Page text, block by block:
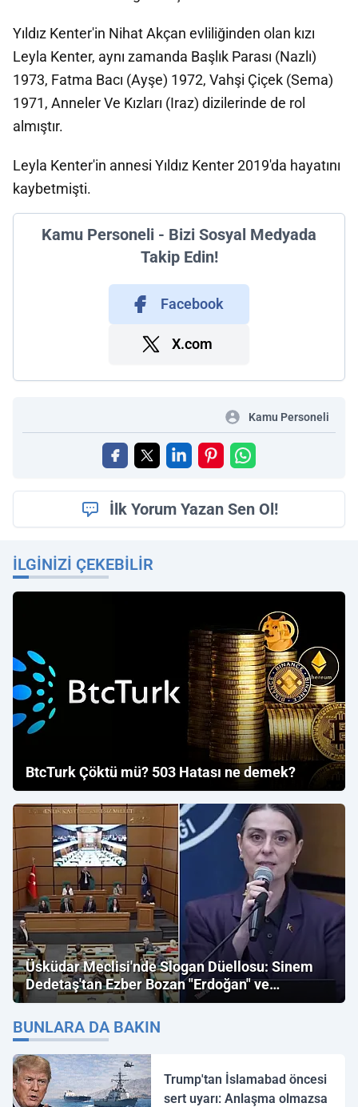
Yıldız Kenter'in Nihat Akçan evliliğinden olan kızı
Leyla Kenter, aynı zamanda Başlık Parası (Nazlı)
1973, Fatma Bacı (Ayşe) 1972, Vahşi Çiçek (Sema)
1971, Anneler Ve Kızları (Iraz) dizilerinde de rol
almıştır.
Leyla Kenter'in annesi Yıldız Kenter 2019'da hayatını
kaybetmişti.
Kamu Personeli - Bizi Sosyal Medyada
Takip Edin!
Facebook
X.com
Kamu Personeli
İlk Yorum Yazan Sen Ol!
İLGINIZI ÇEKEBILIR
BtcTurk Çöktü mü? 503 Hatası ne demek?
Üsküdar Meclisi'nde Slogan Düellosu: Sinem
Dedetaş'tan Ezber Bozan "Erdoğan" ve
"İmamoğlu" Çıkışı!
BUNLARA DA BAKIN
Trump'tan İslamabad öncesi
sert uyarı: Anlaşma olmazsa